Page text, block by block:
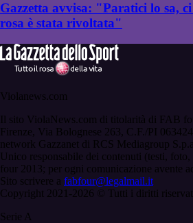
Gazzetta avvisa: "Paratici lo sa,
rosa è stata rivoltata"
Violanews.com
Il sito ViolaNews.com di titolarità di FAB
Firenze, Via Bolognese 263, C.F./PI
network Gazzanet di RCS Mediagroup
Unico responsabile dei contenuti (testi,
four 2013; per ogni comunicazione avente
Sito scrivere a fabfour@legalmail.it
Copyright 2021-2026 © Tutti i diritti
Serie A